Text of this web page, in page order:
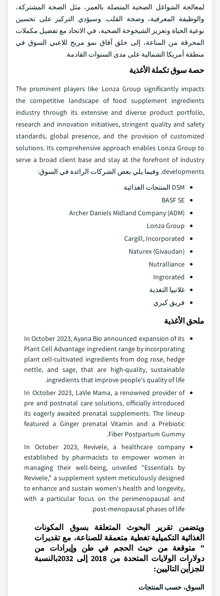
لمعالجة الشواغل الصحية المتصلة بالعمر، مثل الصحة المشتركة،
والوظيفة المعرفية، وصحة القلب. وسيؤدي التركيز على تحسين
نوعية الحياة وتعزيز الشيخوخة الصحية، في الاتحاد مع تفضيل مكملات
المحرقة من المناعة، إلى خلق آفاق نمو مربح للاعبي السوق في
منطقة أمريكا الشمالية على مدى السنوات القادمة.
حصة سوق تكملة الأغذية
The prominent players like Lonza Group significantly impacts
the competitive landscape of food supplement ingredients
industry through its extensive and diverse product portfolio,
research and innovation initiatives, stringent quality and safety
standards, global presence, and the provision of customized
solutions. Its comprehensive approach enables Lonza Group to
serve a broad client base and stay at the forefront of industry
developments. وفيما يلي بعض الشركات الرائدة في السوق:
DSM المنتجات الغذائية
BASF SE
Archer Daniels Midland Company (ADM)
Lonza Group
Cargill, Incorporated
Naturex (Givaudan)
Nutralliance
Ingrorated
غلانبيا التغذية
فريق كيري
ملحق الأغذية
In October 2023, Ayana Bio announced expansion of its
Plant Cell Advantage ingredient range by incorporating
plant cell-cultivated ingredients from dog rose, hedge
nettle, and sage, that are high-quality, sustainable
ingredients that improve people's quality of life.
In October 2023, LaVie Mama, a renowned provider of
pre and postnatal care solutions, officially introduced
its eagerly awaited prenatal supplements. The lineup
featured a Ginger prenatal Vitamin and a Prebiotic
Fiber Postpartum Gummy.
In October 2023, Revivele, a healthcare company
established by pharmacists to empower women in
managing their well-being, unveiled "Essentials by
Revivele,” a supplement system meticulously designed
to enhance and sustain women's health and longevity,
with a particular focus on the perimenopausal and
post-menopausal phases of life.
ويتضمن تقرير البحوث المتعلقة بسوق المكونات
الغذائية التكميلية تغطية متعمقة للصناعة، مع تقديرات
" متوقعة من حيث الحجم في طن وإيرادات من
دولارات الولايات المتحدة من 2018 إلى 2032بالنسبة
للجزأين التاليين:
السوق، حسب المنتجات